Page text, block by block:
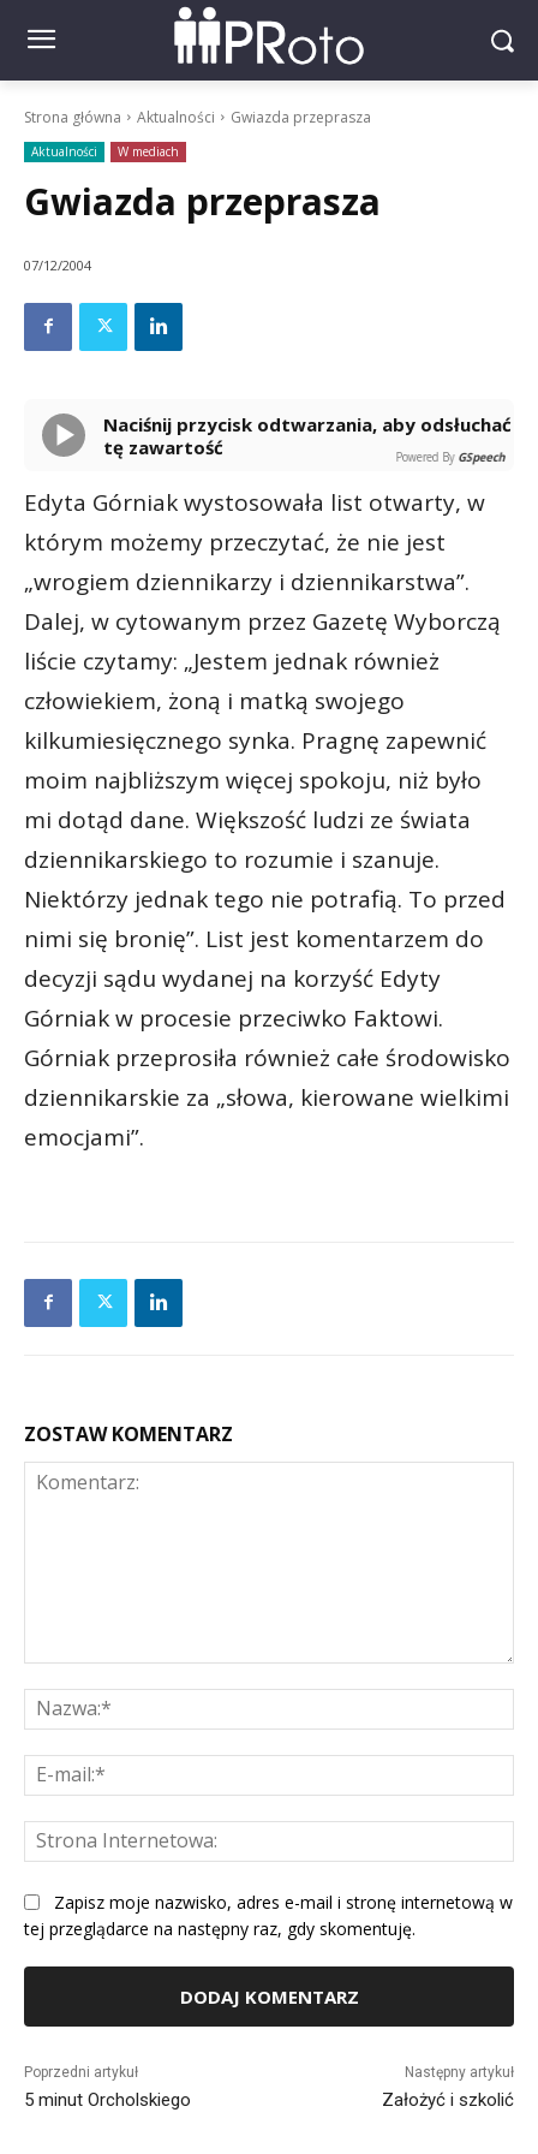
Strona główna Aktualności Gwiazda przeprasza
Aktualności W mediach
Gwiazda przeprasza
07/12/2004
Naciśnij przycisk odtwarzania, aby odsłuchać
tę zawartość
Powered By GSpeech
Edyta Górniak wystosowała list otwarty, w
którym możemy przeczytać, że nie jest
„wrogiem dziennikarzy i dziennikarstwa”.
Dalej, w cytowanym przez Gazetę Wyborczą
liście czytamy: „Jestem jednak również
człowiekiem, żoną i matką swojego
kilkumiesięcznego synka. Pragnę zapewnić
moim najbliższym więcej spokoju, niż było
mi dotąd dane. Większość ludzi ze świata
dziennikarskiego to rozumie i szanuje.
Niektórzy jednak tego nie potrafią. To przed
nimi się bronię”. List jest komentarzem do
decyzji sądu wydanej na korzyść Edyty
Górniak w procesie przeciwko Faktowi.
Górniak przeprosiła również całe środowisko
dziennikarskie za „słowa, kierowane wielkimi
emocjami”.
ZOSTAW KOMENTARZ
Zapisz moje nazwisko, adres e-mail i stronę internetową w
tej przeglądarce na następny raz, gdy skomentuję.
Poprzedni artykuł
5 minut Orcholskiego
Następny artykuł
Założyć i szkolić